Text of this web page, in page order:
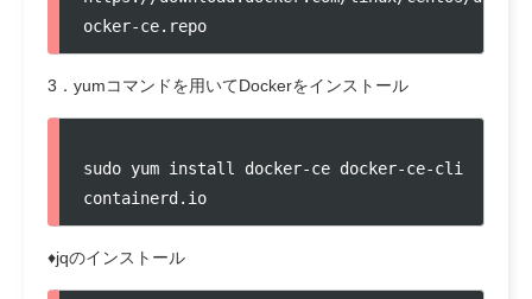
ocker-ce.repo
3．yumコマンドを用いてDockerをインストール
sudo yum install docker-ce docker-ce-cli
containerd.io
♦jqのインストール